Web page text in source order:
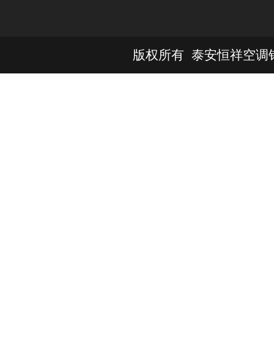
版权所有 泰安恒祥空